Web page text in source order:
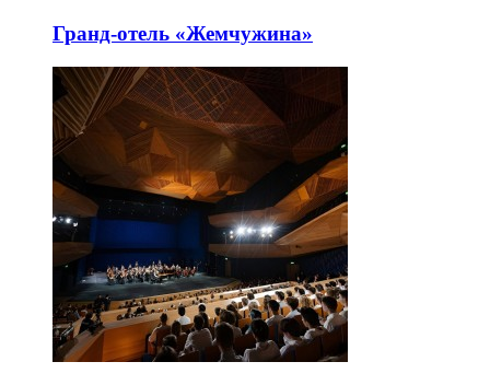
Гранд-отель «Жемчужина»